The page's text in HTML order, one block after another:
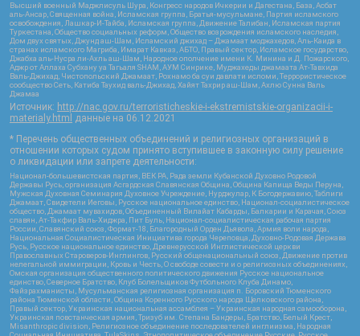
Высший военный Маджлисуль Шура, Конгресс народов Ичкерии и Дагестана, База, Асбат
аль-Ансар, Священная война, Исламская группа, Братья-мусульмане, Партия исламского
освобождения, Лашкар-И-Тайба, Исламская группа, Движение Талибан, Исламская партия
Туркестана, Общество социальных реформ, Общество возрождения исламского наследия,
Дом двух святых, Джунд аш-Шам, Исламский джихад – Джамаат моджахедов, Аль-Каида в
странах исламского Магриба, Имарат Кавказ, АБТО, Правый сектор, Исламское государство,
Джабха аль-Нусра ли-Ахль аш-Шам, Народное ополчение имени К. Минина и Д. Пожарского,
Аджр от Аллаха Субхану уа Тагьаля SHAM, АУМ Синрике, Муджахеды джамаата Ат-Тавхида
Валь-Джихад, Чистопольский Джамаат, Рохнамо ба суи давлати исломи, Террористическое
сообщество Сеть, Катиба Таухид валь-Джихад, Хайят Тахрир аш-Шам, Ахлю Сунна Валь
Джамаа
Источник: http://nac.gov.ru/terroristicheskie-i-ekstremistskie-organizacii-i-
materialy.html
данные на 06.12.2021
* Перечень общественных объединений и религиозных организаций в
отношении которых судом принято вступившее в законную силу решение
о ликвидации или запрете деятельности:
Национал-большевистская партия, ВЕК РА, Рада земли Кубанской Духовно Родовой
Державы Русь, организация Асгардская Славянская Община, Община Капища Веды Перуна,
Мужская Духовная Семинария Духовное Учреждение, Нурджулар, К Богодержавию, Таблиги
Джамаат, Свидетели Иеговы, Русское национальное единство, Национал-социалистическое
общество, Джамаат мувахидов, Объединенный Вилайат Кабарды, Балкарии и Карачая, Союз
славян, Ат-Такфир Валь-Хиджра, Пит Буль, Национал-социалистическая рабочая партия
России, Славянский союз, Формат-18, Благородный Орден Дьявола, Армия воли народа,
Национальная Социалистическая Инициатива города Череповца, Духовно-Родовая Держава
Русь, Русское национальное единство, Древнерусской Инглистической церкви
Православных Староверов-Инглингов, Русский общенациональный союз, Движение против
нелегальной иммиграции, Кровь и Честь, О свободе совести и о религиозных объединениях,
Омская организация общественного политического движения Русское национальное
единство, Северное Братство, Клуб Болельщиков Футбольного Клуба Динамо,
Файзрахманисты, Мусульманская религиозная организация п. Боровский Тюменского
района Тюменской области, Община Коренного Русского народа Щелковского района,
Правый сектор, Украинская национальная ассамблея – Украинская народная самооборона,
Украинская повстанческая армия, Тризуб им. Степана Бандеры, Братство, Белый Крест,
Misanthropic division, Религиозное объединение последователей инглиизма, Народная